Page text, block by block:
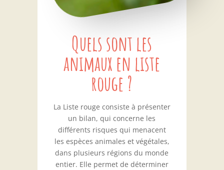
Quels sont les
animaux en liste
rouge ?
La Liste rouge consiste à présenter
un bilan, qui concerne les
différents risques qui menacent
les espèces animales et végétales,
dans plusieurs régions du monde
entier. Elle permet de déterminer